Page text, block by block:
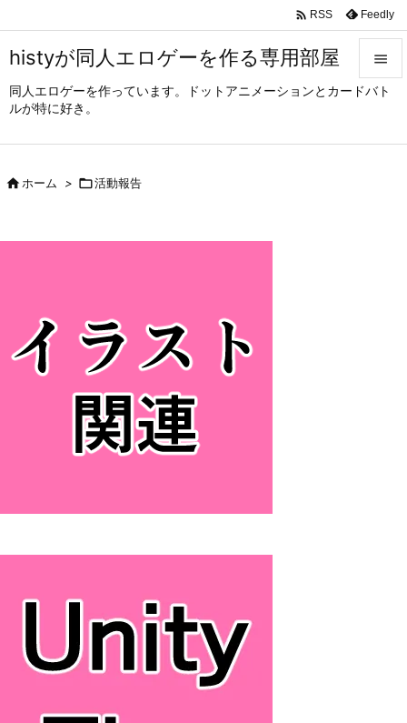
histyが同人エロゲーを作る専用部屋
同人エロゲーを作っています。ドットアニメーションとカードバト
ルが特に好き。



 RSS Feedly
ホーム > 活動報告